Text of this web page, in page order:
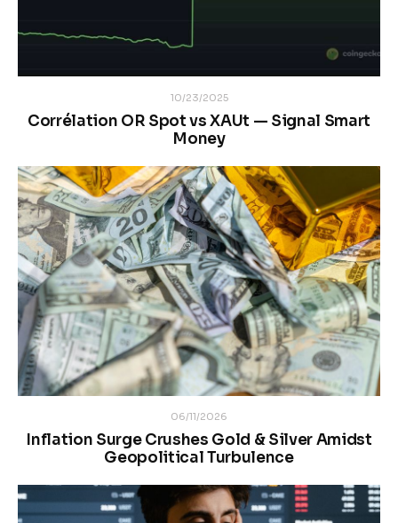
10/23/2025
Corrélation OR Spot vs XAUt — Signal Smart
Money
06/11/2026
Inflation Surge Crushes Gold & Silver Amidst
Geopolitical Turbulence